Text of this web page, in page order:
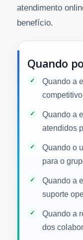
atendimento
benefício.
Quando
Quando a
competitivo
Quando a
atendidos
Quando o
para o
Quando a
suporte
Quando a
dos